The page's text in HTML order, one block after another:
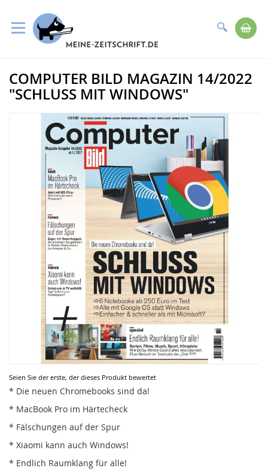
Suche
zum
Inhalt
Seien Sie der erste, der dieses Produkt bewertet
* Die neuen Chromebooks sind da!
* MacBook Pro im Härtecheck
* Fälschungen auf der Spur
* Xiaomi kann auch Windows!
* Endlich Raumklang für alle!
Zum
Ende
der
Bildergalerie
COMPUTER BILD MAGAZIN 14/2022
"SCHLUSS MIT WINDOWS"
Zum
Anfang
Bildergalerie
springen